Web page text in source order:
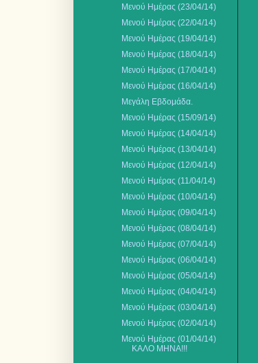
Μενού Ημέρας (23/04/14)
Μενού Ημέρας (22/04/14)
Μενού Ημέρας (19/04/14)
Μενού Ημέρας (18/04/14)
Μενού Ημέρας (17/04/14)
Μενού Ημέρας (16/04/14)
Μεγάλη Εβδομάδα.
Μενού Ημέρας (15/09/14)
Μενού Ημέρας (14/04/14)
Μενού Ημέρας (13/04/14)
Μενού Ημέρας (12/04/14)
Μενού Ημέρας (11/04/14)
Μενού Ημέρας (10/04/14)
Μενού Ημέρας (09/04/14)
Μενού Ημέρας (08/04/14)
Μενού Ημέρας (07/04/14)
Μενού Ημέρας (06/04/14)
Μενού Ημέρας (05/04/14)
Μενού Ημέρας (04/04/14)
Μενού Ημέρας (03/04/14)
Μενού Ημέρας (02/04/14)
Μενού Ημέρας (01/04/14)
ΚΑΛΟ ΜΗΝΑ!!!